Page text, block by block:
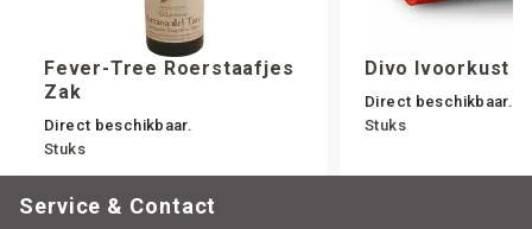
Fever-Tree Roerstaafjes
Zak
Direct beschikbaar.
Stuks
Divo Ivoorkust
Direct beschikbaar.
Stuks
Service & Contact